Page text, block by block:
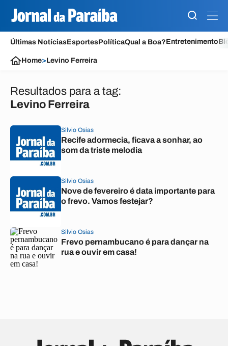
Últimas NotíciasEsportesPolíticaQual a Boa?Entretenimento
Home>Levino Ferreira
Resultados para a tag:
Levino Ferreira
Silvio Osias
Recife adormecia, ficava a sonhar, ao
som da triste melodia
Silvio Osias
Nove de fevereiro é data importante para
o frevo. Vamos festejar?
Silvio Osias
Frevo pernambucano é para dançar na
rua e ouvir em casa!